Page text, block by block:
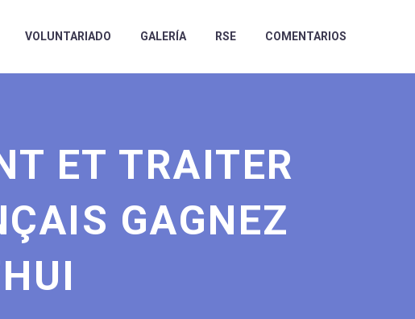
VOLUNTARIADO GALERÍA RSE COMENTARIOS
ET TRAITER
GAGNEZ